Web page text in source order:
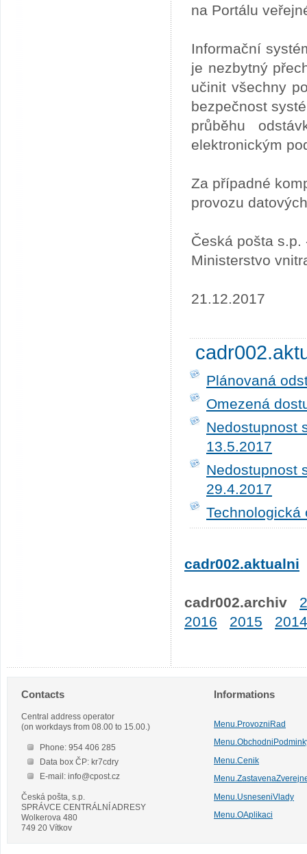
na Portálu
Informační
je nezbytný
učinit všechny
bezpečnost
průběhu
elektronickým
Za případné
provozu
Česká pošta s.p.
Ministerstvo
21.12.2017
Plánovaná
Omezená
Nedostupnost
13.5.2017
Nedostupnost
29.4.2017
Technologická
cadr002.aktualni
cadr002.archiv
2016
2015 2014
Contacts
Central address operator
(on workdays from 08.00 to 15.00.)
Phone: 954 406 285
Data box ČP: kr7cdry
E-mail: info@cpost.cz
Česká pošta, s.p.
SPRÁVCE CENTRÁLNÍ ADRESY
Wolkerova 480
749 20 Vítkov
Informations
Menu.ProvozniRad
Menu.Cenik
Menu.UsneseniVlady
Menu.OAplikaci